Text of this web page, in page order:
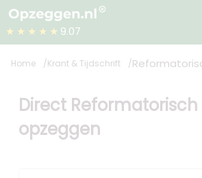
★★★★★ 9.07
Home Krant & Tijdschrift
Direct
opzeggen